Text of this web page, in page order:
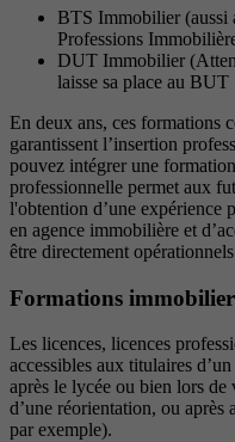
BTS Immobilier (aussi
Professions
DUT Immobilier
laisse sa place au
En deux ans, ces formations
garantissent l’insertion
pouvez intégrer une
professionnelle permet aux
l'obtention d’une expérience
en agence immobilière et
être directement
Formations
Les licences, licences
accessibles aux titulaires
après le lycée ou bien lors de
d’une réorientation, ou
par exemple).